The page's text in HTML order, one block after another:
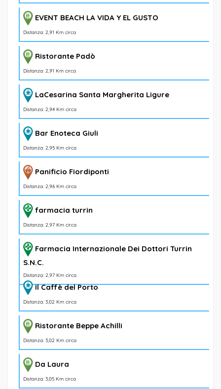
EVENT BEACH LA VIDA Y EL GUSTO
Distanza: 2,91 Km circa
Ristorante Padò
Distanza: 2,91 Km circa
LaCesarina Santa Margherita Ligure
Distanza: 2,94 Km circa
Bar Enoteca Giuli
Distanza: 2,95 Km circa
Panificio Fiordiponti
Distanza: 2,96 Km circa
farmacia turrin
Distanza: 2,97 Km circa
Farmacia Internazionale Dei Dottori Turrin
S.N.C.
Distanza: 2,97 Km circa
Il Caffè del Porto
Distanza: 3,02 Km circa
Ristorante Beppe Achilli
Distanza: 3,02 Km circa
Da Laura
Distanza: 3,05 Km circa